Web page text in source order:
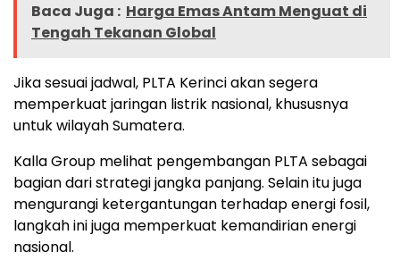
Baca Juga : Harga Emas Antam Menguat di
Tengah Tekanan Global
Jika sesuai jadwal, PLTA Kerinci akan segera
memperkuat jaringan listrik nasional, khususnya
untuk wilayah Sumatera.
Kalla Group melihat pengembangan PLTA sebagai
bagian dari strategi jangka panjang. Selain itu juga
mengurangi ketergantungan terhadap energi fosil,
langkah ini juga memperkuat kemandirian energi
nasional.